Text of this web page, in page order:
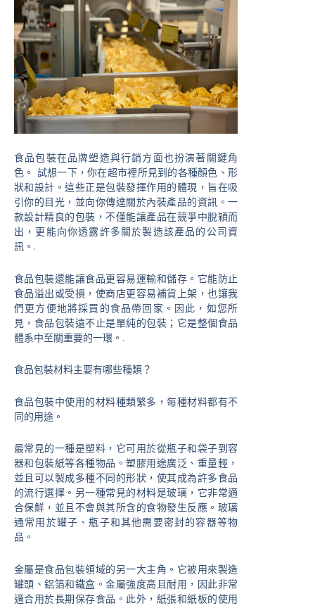
食品包裝在品牌塑造與行銷方面也扮演著關鍵角
色。 試想一下，你在超市裡所見到的各種顏色、形
狀和設計。這些正是包裝發揮作用的體現，旨在吸
引你的目光，並向你傳達關於內裝產品的資訊。一
款設計精良的包裝，不僅能讓產品在競爭中脫穎而
出，更能向你透露許多關於製造該產品的公司資
訊。.
食品包裝還能讓食品更容易運輸和儲存。它能防止
食品溢出或受損，使商店更容易補貨上架，也讓我
們更方便地將採買的食品帶回家。因此，如您所
見，食品包裝遠不止是單純的包裝；它是整個食品
體系中至關重要的一環。.
食品包裝材料主要有哪些種類？
食品包裝中使用的材料種類繁多，每種材料都有不
同的用途。
最常見的一種是塑料，它可用於從瓶子和袋子到容
器和包裝紙等各種物品。塑膠用途廣泛、重量輕，
並且可以製成多種不同的形狀，使其成為許多食品
的流行選擇。另一種常見的材料是玻璃，它非常適
合保鮮，並且不會與其所含的食物發生反應。玻璃
通常用於罐子、瓶子和其他需要密封的容器等物
品。
金屬是食品包裝領域的另一大主角。它被用來製造
罐頭、鋁箔和鐵盒。金屬強度高且耐用，因此非常
適合用於長期保存食品。此外，紙張和紙板的使用